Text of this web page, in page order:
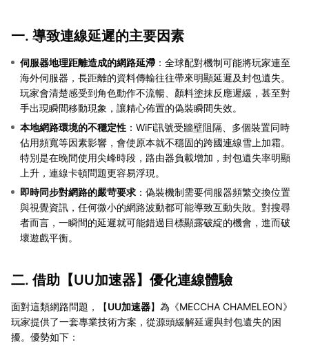
一. 導致連線延遲的主要因素
伺服器地理距離造成的網路延滯 ：全球配對機制可能將玩家連至
海外伺服器，長距離的資料傳輸往往帶來明顯延遲及封包遺失。
玩家會清楚感受到角色動作不流暢、顏料塗抹反應遲緩，甚至對
手出現瞬間移動現象，讓精心佈置的偽裝瞬間失效。
本地網路環境的不穩定性 ：WiFi訊號受牆壁阻隔、多個裝置同時
佔用頻寬等因素影響，會使原本就不穩固的跨國連線雪上加霜。
特別是在晚間使用尖峰時段，路由器負載增加，封包遺失率明顯
上升，連線卡頓問題更容易浮現。
即時同步對網路的嚴苛要求 ：偽裝機制需要伺服器頻繁交換位置
與視覺資訊，任何微小的網路波動都可能導致互動失敗。對搜尋
者而言，一瞬間的延遲就可能錯過目標顯露破綻的機會，進而破
壞遊戲平衡。
二. 借助【UU加速器】優化連線體驗
面對這類網路問題，【UU加速器】為《MECCHA CHAMELEON》
玩家提供了一套專業技術方案，從源頭緩解延遲與封包遺失的困
擾。優勢如下：